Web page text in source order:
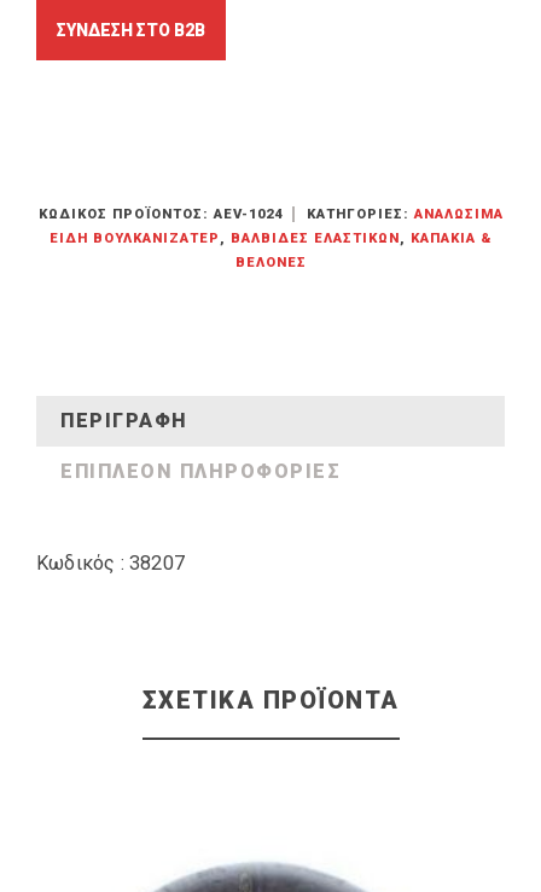
ΚΩΔΙΚΌΣ ΠΡΟΪΌΝΤΟΣ:AEV-1024 ΚΑΤΗΓΟΡΊΕΣ:ΑΝΑΛΏΣΙΜΑ
ΕΊΔΗ ΒΟΥΛΚΑΝΙΖΑΤΕΡ , ΒΑΛΒΊΔΕΣ ΕΛΑΣΤΙΚΏΝ, ΚΑΠΆΚΙΑ &
ΒΕΛΌΝΕΣ
ΠΕΡΙΓΡΑΦΉ
ΕΠΙΠΛΈΟΝ ΠΛΗΡΟΦΟΡΊΕΣ
Κωδικός : 38207
ΣΧΕΤΙΚΆ ΠΡΟΪΌΝΤΑ